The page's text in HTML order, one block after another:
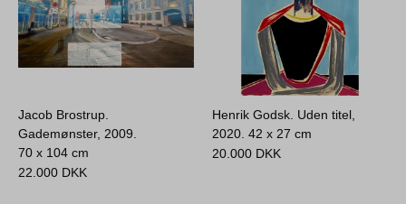
Jacob Brostrup.
Gademønster, 2009.
70 x 104 cm
22.000 DKK
Henrik Godsk. Uden titel,
2020.42 x 27 cm
20.000 DKK